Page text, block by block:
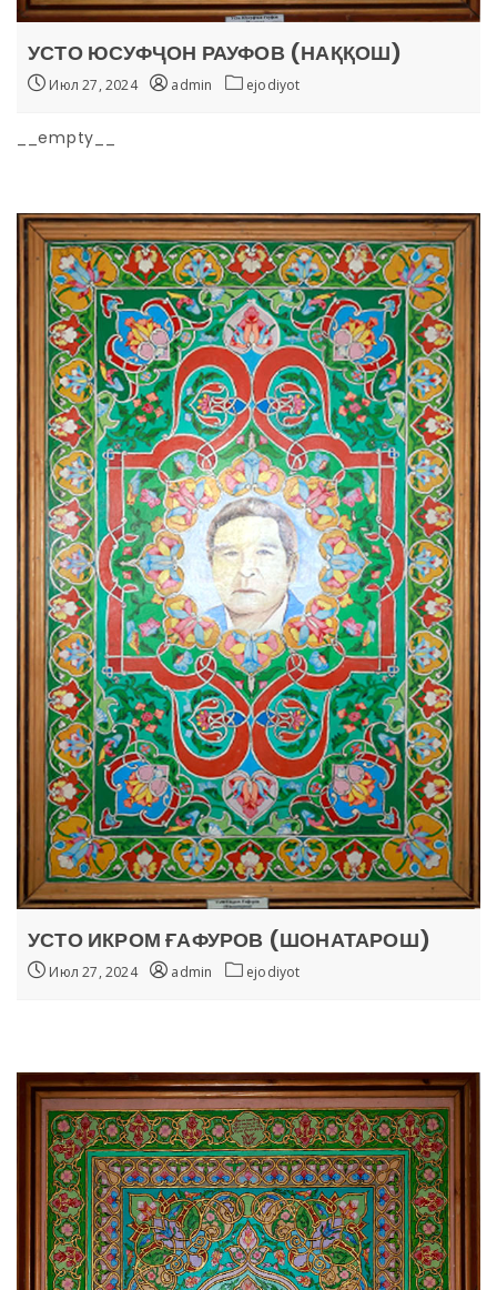
УСТО ЮСУФҶОН РАУФОВ (НАҚҚОШ)
Июл 27, 2024 admin ejodiyot
__empty__
УСТО ИКРОМ ҒАФУРОВ (ШОНАТАРОШ)
Июл 27, 2024 admin ejodiyot